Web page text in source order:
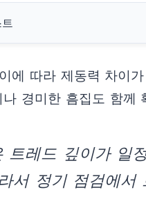
에 따라 제동력 차이
나 경미한 흠집도 함께
트레드 깊이가 일
서 정기 점검에